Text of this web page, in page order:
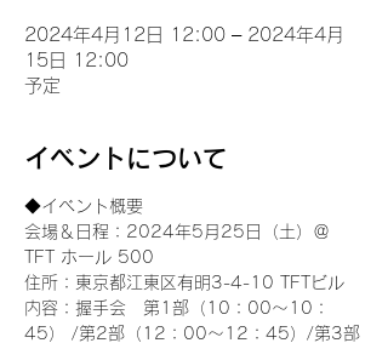
2024年4月12日 12:00 – 2024年4月
15日 12:00
予定
イベントについて
◆イベント概要
会場＆日程：2024年5月25日（土）＠
TFT ホール 500
住所：東京都江東区有明3-4-10 TFTビル
内容：握手会　第1部（10：00～10：
45） /第2部（12：00～12：45）/第3部